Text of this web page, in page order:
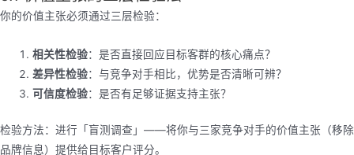
你的价值主张必须通过三层检验：
相关性检验：是否直接回应目标客群的核心痛点？
差异性检验：与竞争对手相比，优势是否清晰可辨？
可信度检验：是否有足够证据支持主张？
检验方法：进行「盲测调查」——将你与三家竞争对手的价值主张（移除
品牌信息）提供给目标客户评分。